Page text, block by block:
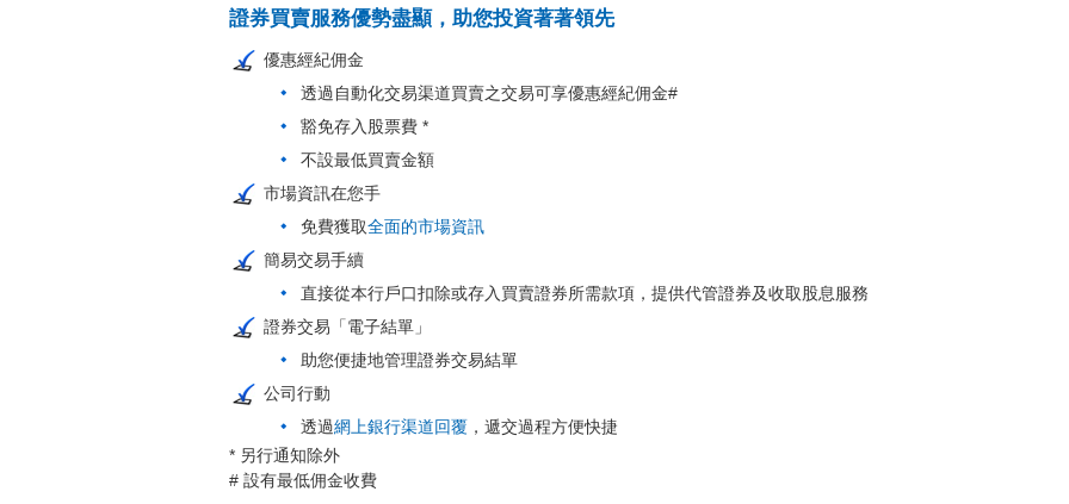
證券買賣服務優勢盡顯，助您投資著著領先
優惠經紀佣金
透過自動化交易渠道買賣之交易可享優惠經紀佣金#
豁免存入股票費 *
不設最低買賣金額
市場資訊在您手
免費獲取全面的市場資訊
簡易交易手續
直接從本行戶口扣除或存入買賣證券所需款項，提供代管證券及收取股息服務
證券交易「電子結單」
助您便捷地管理證券交易結單
公司行動
透過網上銀行渠道回覆 ，遞交過程方便快捷
* 另行通知除外
# 設有最低佣金收費